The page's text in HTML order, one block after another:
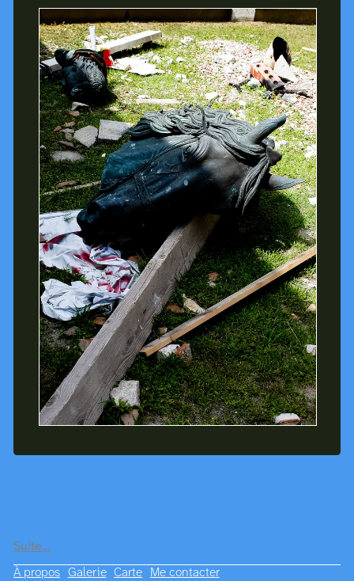
Suite…
À propos Galerie Carte Me contacter